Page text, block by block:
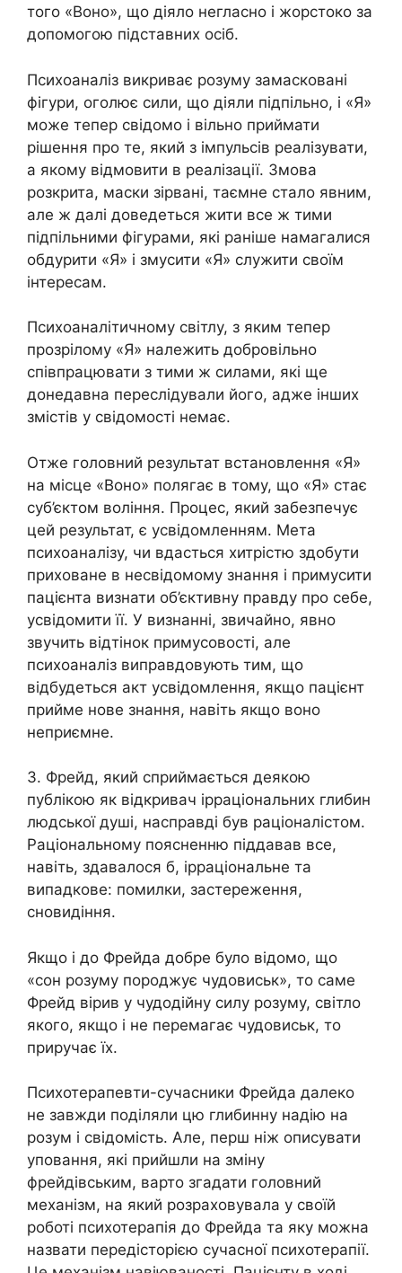
того «Воно», що діяло негласно і жорстоко за
допомогою підставних осіб.
Психоаналіз викриває розуму замасковані
фігури, оголює сили, що діяли підпільно, і «Я»
може тепер свідомо і вільно приймати
рішення про те, який з імпульсів реалізувати,
а якому відмовити в реалізації. Змова
розкрита, маски зірвані, таємне стало явним,
але ж далі доведеться жити все ж тими
підпільними фігурами, які раніше намагалися
обдурити «Я» і змусити «Я» служити своїм
інтересам.
Психоаналітичному світлу, з яким тепер
прозрілому «Я» належить добровільно
співпрацювати з тими ж силами, які ще
донедавна переслідували його, адже інших
змістів у свідомості немає.
Отже головний результат встановлення «Я»
на місце «Воно» полягає в тому, що «Я» стає
суб’єктом воління. Процес, який забезпечує
цей результат, є усвідомленням. Мета
психоаналізу, чи вдасться хитрістю здобути
приховане в несвідомому знання і примусити
пацієнта визнати об’єктивну правду про себе,
усвідомити її. У визнанні, звичайно, явно
звучить відтінок примусовості, але
психоаналіз виправдовують тим, що
відбудеться акт усвідомлення, якщо пацієнт
прийме нове знання, навіть якщо воно
неприємне.
3. Фрейд, який сприймається деякою
публікою як відкривач ірраціональних глибин
людської душі, насправді був раціоналістом.
Раціональному поясненню піддавав все,
навіть, здавалося б, ірраціональне та
випадкове: помилки, застереження,
сновидіння.
Якщо і до Фрейда добре було відомо, що
«сон розуму породжує чудовиськ», то саме
Фрейд вірив у чудодійну силу розуму, світло
якого, якщо і не перемагає чудовиськ, то
приручає їх.
Психотерапевти-сучасники Фрейда далеко
не завжди поділяли цю глибинну надію на
розум і свідомість. Але, перш ніж описувати
уповання, які прийшли на зміну
фрейдівським, варто згадати головний
механізм, на який розраховувала у своїй
роботі психотерапія до Фрейда та яку можна
назвати передісторією сучасної психотерапії.